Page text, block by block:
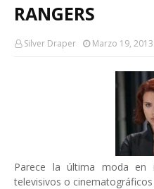
RANGERS
Silver Draper Marzo 19, 2013
Parece la última moda en
televisivos o